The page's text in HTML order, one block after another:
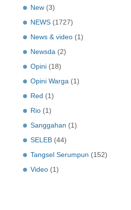
New (3)
NEWS (1727)
News & video (1)
Newsda (2)
Opini (18)
Opini Warga (1)
Red (1)
Rio (1)
Sanggahan (1)
SELEB (44)
Tangsel Serumpun (152)
Video (1)